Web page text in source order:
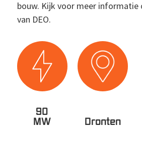
bouw. Kijk voor meer informatie
van DEO.
90
MW Dronten